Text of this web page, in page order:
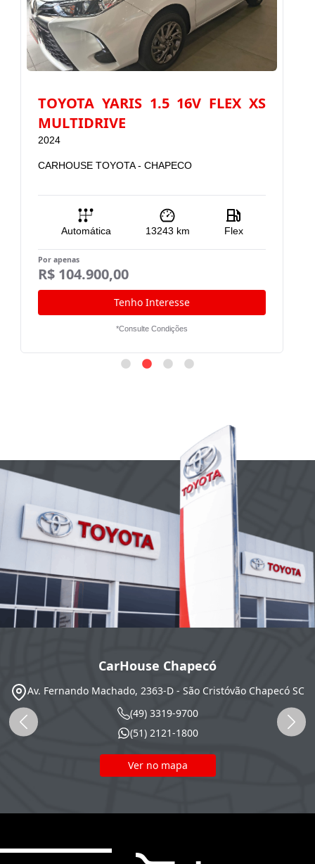
TOYOTA YARIS 1.5 16V FLEX XS
MULTIDRIVE
2024
CARHOUSE TOYOTA - CHAPECO
Automática 13243 km Flex
Por apenas
R$ 104.900,00
Tenho Interesse
*Consulte Condições
CarHouse Chapecó
Av. Fernando Machado, 2363-D - São Cristóvão Chapecó SC
(49) 3319-9700
(51) 2121-1800
Ver no mapa